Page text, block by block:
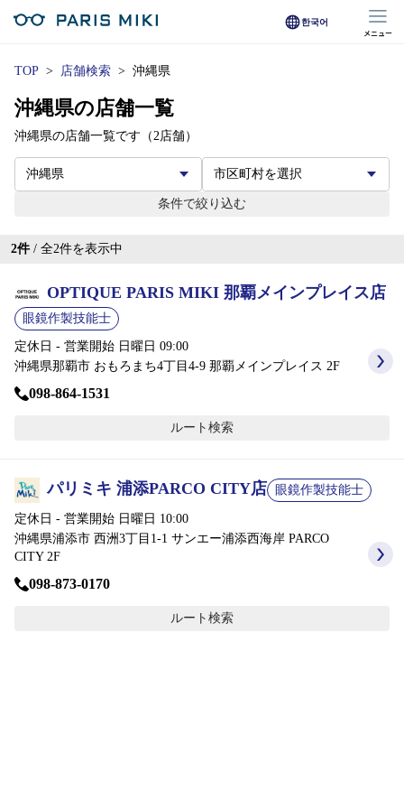
한국어
メニュー
マイページ
Opera Club会員
オンラインショップ会員
※オンラインで会員登録された方
店舗を探す
店舗検索/来店予約
商品を探す
メガネ
サングラス
補聴器
TOP 店舗検索 沖縄県
沖縄県の店舗一覧
沖縄県の店舗一覧です（2店舗）
条件で絞り込む
2件 / 全2件を表示中
OPTIQUE PARIS MIKI 那覇メインプレイス店
眼鏡作製技能士
定休日 - 営業開始 日曜日 09:00
沖縄県那覇市 おもろまち4丁目4-9 那覇メインプレイス 2F
098-864-1531
ルート検索
パリミキ 浦添PARCO CITY店 眼鏡作製技能士
定休日 - 営業開始 日曜日 10:00
沖縄県浦添市 西洲3丁目1-1 サンエー浦添西海岸 PARCO
CITY 2F
098-873-0170
ルート検索